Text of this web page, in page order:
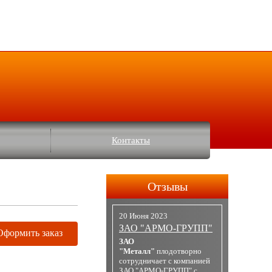
Контакты
заказ
Отзывы
20 Июня 2023
ЗАО "АРМО-ГРУПП"
ЗАО
"Металл" плодотворно
сотрудничает с компанией